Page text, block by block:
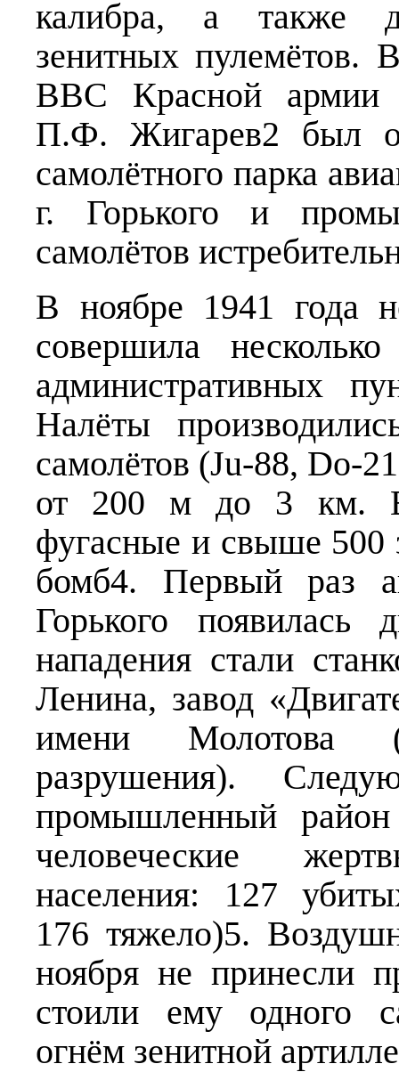
калибра, а также
зенитных
ВВС Красной армии
П.Ф. Жигарев2 был
самолётного парка
г. Горького и
самолётов
В ноябре 1941 года
совершила
административных
Налёты
самолётов (Ju-88, Dо-
от 200 м до 3 км.
фугасные и свыше 500
бомб4. Первый раз
Горького
нападения стали
Ленина, завод
имени Молотова
разрушения).
промышленный
человеческие
населения: 127
176 тяжело)5.
ноября не принесли
стоили ему одного
огнём зенитной